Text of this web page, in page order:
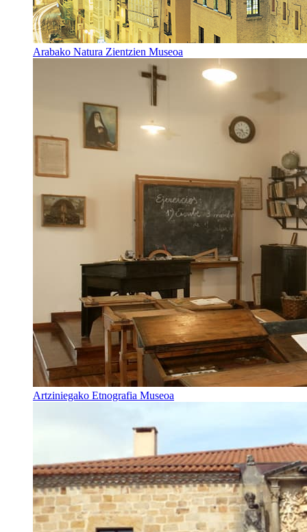
Arabako Natura Zientzien Museoa
Artziniegako Etnografia Museoa